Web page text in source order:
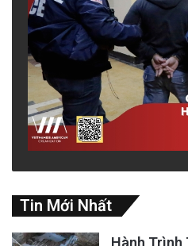
Tin Mới Nhất
Hành Trình